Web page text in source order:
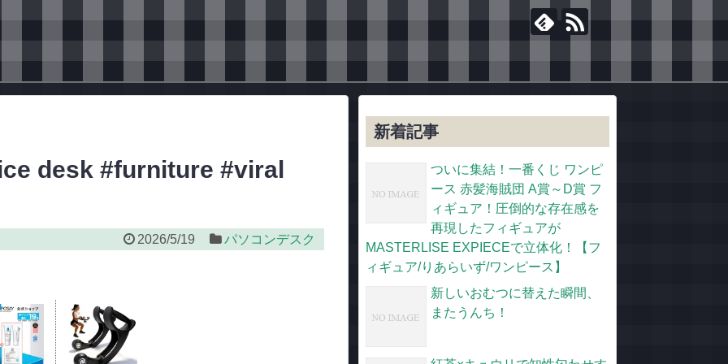
desk #furniture #viral
2026/5/19 パソコンデスク
新着記事
ついに集結！一番くじ ワンピ
ース 赤髪海賊団 A賞～D賞 フ
ィギュア！圧倒的な存在感を
再現したフィギュアが
MASTERLISE EXPIECEで立体化！【フ
ィギュア/りあらいず/ワンピース】
新しいおむつに替えた瞬間、
またうんち！